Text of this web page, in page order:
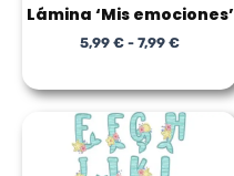
Lámina ‘Mis emociones’
5,99 € - 7,99 €
Rango
de